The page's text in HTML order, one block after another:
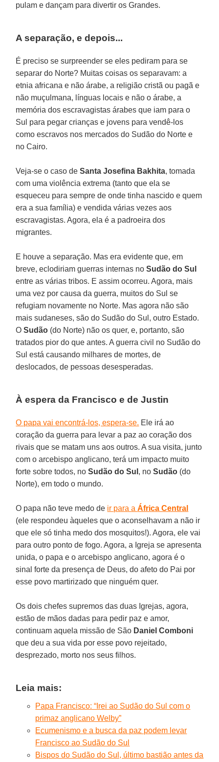
pulam e dançam para divertir os Grandes.
A separação, e depois...
É preciso se surpreender se eles pediram para se
separar do Norte? Muitas coisas os separavam: a
etnia africana e não árabe, a religião cristã ou pagã e
não muçulmana, línguas locais e não o árabe, a
memória dos escravagistas árabes que iam para o
Sul para pegar crianças e jovens para vendê-los
como escravos nos mercados do Sudão do Norte e
no Cairo.
Veja-se o caso deSanta Josefina Bakhita, tomada
com uma violência extrema (tanto que ela se
esqueceu para sempre de onde tinha nascido e quem
era a sua família) e vendida várias vezes aos
escravagistas. Agora, ela é a padroeira dos
migrantes.
E houve a separação. Mas era evidente que, em
breve, eclodiriam guerras internas noSudão do Sul
entre as várias tribos. E assim ocorreu. Agora, mais
uma vez por causa da guerra, muitos do Sul se
refugiam novamente no Norte. Mas agora não são
mais sudaneses, são do Sudão do Sul, outro Estado.
OSudão (do Norte) não os quer, e, portanto, são
tratados pior do que antes. A guerra civil no Sudão do
Sul está causando milhares de mortes, de
deslocados, de pessoas desesperadas.
À espera da Francisco e de Justin
O papa vai encontrá-los, espera-se. Ele irá ao
coração da guerra para levar a paz ao coração dos
rivais que se matam uns aos outros. A sua visita, junto
com o arcebispo anglicano, terá um impacto muito
forte sobre todos, noSudão do Sul , noSudão (do
Norte), em todo o mundo.
O papa não teve medo de ir para aÁfrica Central
(ele respondeu àqueles que o aconselhavam a não ir
que ele só tinha medo dos mosquitos!). Agora, ele vai
para outro ponto de fogo. Agora, a Igreja se apresenta
unida, o papa e o arcebispo anglicano, agora é o
sinal forte da presença de Deus, do afeto do Pai por
esse povo martirizado que ninguém quer.
Os dois chefes supremos das duas Igrejas, agora,
estão de mãos dadas para pedir paz e amor,
continuam aquela missão de São Daniel Comboni
que deu a sua vida por esse povo rejeitado,
desprezado, morto nos seus filhos.
Leia mais:
Papa Francisco: “Irei ao Sudão do Sul com o
primaz anglicano Welby”
Ecumenismo e a busca da paz podem levar
Francisco ao Sudão do Sul
Bispos do Sudão do Sul, último bastião antes da